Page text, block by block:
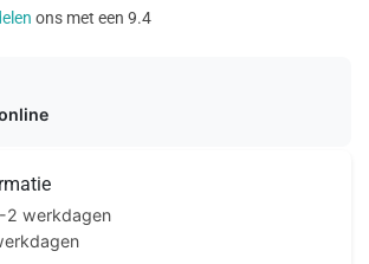
ons met een 9.4
2 werkdagen